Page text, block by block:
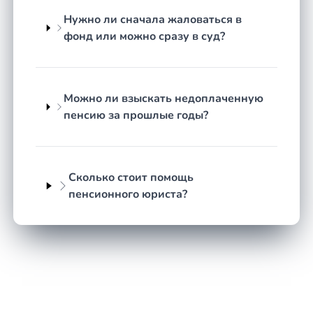
возраста, наличие минимального страхового
стажа и необходимого количества пенсионных
правилам, утверждённым Правительством, а
лицевом счёте застрахованного лица.
Значительная часть споров возникает именно из-
отработанными периодами и данными,
анализирует трудовую книжку, архивные справки
и выписку из лицевого счёта, чтобы выявить
периодов.
Нужно ли сначала жаловаться в
фонд или можно сразу в суд?
Можно ли взыскать недоплаченную
пенсию за прошлые годы?
Сколько стоит помощь
пенсионного юриста?